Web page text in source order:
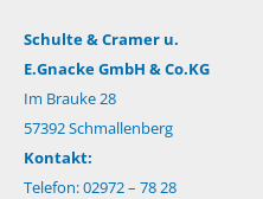
Schulte & Cramer u.
E.Gnacke GmbH & Co.KG
Im Brauke 28
57392 Schmallenberg
Kontakt:
Telefon: 02972 – 78 28